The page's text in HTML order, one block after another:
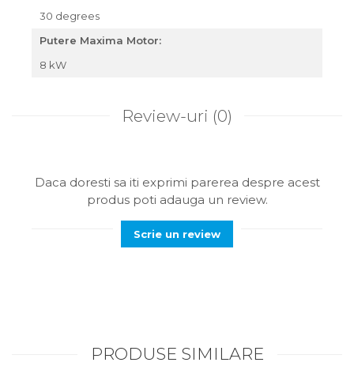
30 degrees
Putere Maxima Motor:
8 kW
Review-uri (0)
Daca doresti sa iti exprimi parerea despre acest
produs poti adauga un review.
Scrie un review
PRODUSE SIMILARE